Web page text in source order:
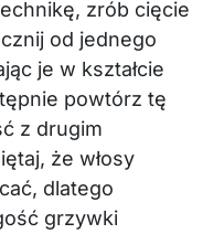
zrób cięcie
od jednego
je w kształcie
powtórz tę
z drugim
że włosy
dlatego
grzywki